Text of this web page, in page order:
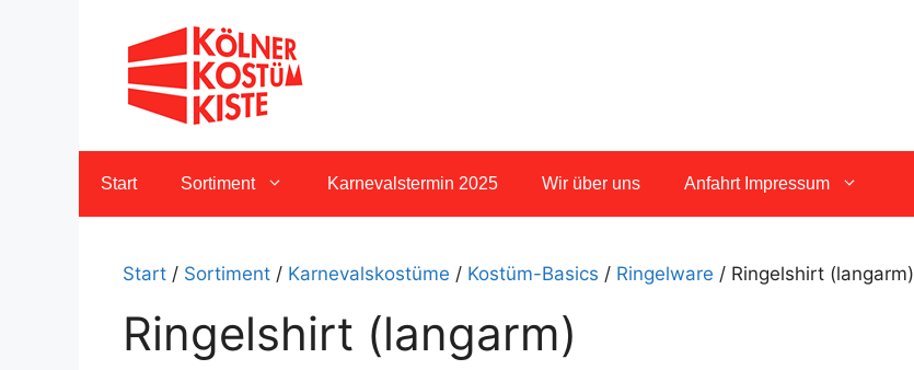
Start Sortiment Karnevalstermin 2025 Wir über uns Anfahrt Impressum
Start / Sortiment / Karnevalskostüme / Kostüm-Basics / Ringelware / Ringelshirt (langarm)
Ringelshirt (langarm)